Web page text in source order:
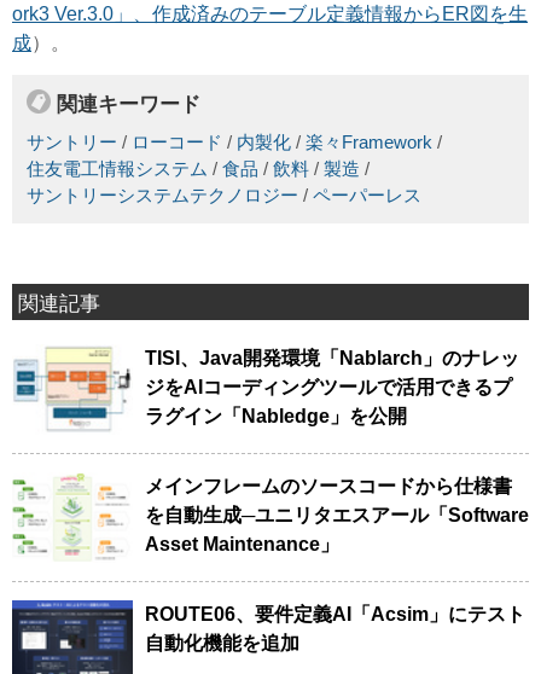
ork3 Ver.3.0」、作成済みのテーブル定義情報からER図を生
成）。
関連キーワード
サントリー / ローコード / 内製化 / 楽々Framework /
住友電工情報システム / 食品 / 飲料 / 製造 /
サントリーシステムテクノロジー / ペーパーレス
関連記事
TISI、Java開発環境「Nablarch」のナレッ
ジをAIコーディングツールで活用できるプ
ラグイン「Nabledge」を公開
メインフレームのソースコードから仕様書
を自動生成─ユニリタエスアール「Software
Asset Maintenance」
ROUTE06、要件定義AI「Acsim」にテスト
自動化機能を追加